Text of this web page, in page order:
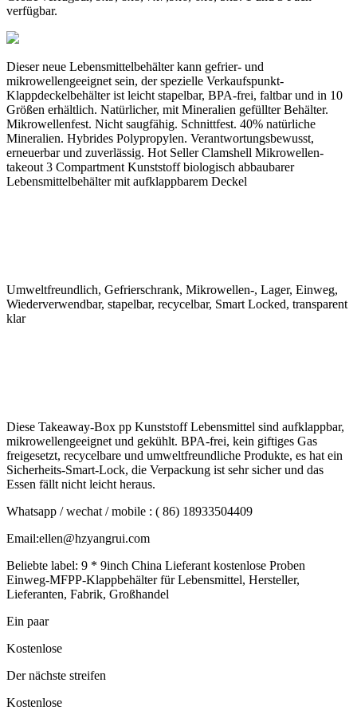
verfügbar.
Dieser neue Lebensmittelbehälter kann gefrier- und
mikrowellengeeignet sein, der spezielle Verkaufspunkt-
Klappdeckelbehälter ist leicht stapelbar, BPA-frei, faltbar und in 10
Größen erhältlich. Natürlicher, mit Mineralien gefüllter Behälter.
Mikrowellenfest. Nicht saugfähig. Schnittfest. 40% natürliche
Mineralien. Hybrides Polypropylen. Verantwortungsbewusst,
erneuerbar und zuverlässig. Hot Seller Clamshell Mikrowellen-
takeout 3 Compartment Kunststoff biologisch abbaubarer
Lebensmittelbehälter mit aufklappbarem Deckel
Umweltfreundlich, Gefrierschrank, Mikrowellen-, Lager, Einweg,
Wiederverwendbar, stapelbar, recycelbar, Smart Locked, transparent
klar
Diese Takeaway-Box pp Kunststoff Lebensmittel sind aufklappbar,
mikrowellengeeignet und gekühlt. BPA-frei, kein giftiges Gas
freigesetzt, recycelbare und umweltfreundliche Produkte, es hat ein
Sicherheits-Smart-Lock, die Verpackung ist sehr sicher und das
Essen fällt nicht leicht heraus.
Whatsapp / wechat / mobile : ( 86) 18933504409
Email:ellen@hzyangrui.com
Beliebte label: 9 * 9inch China Lieferant kostenlose Proben
Einweg-MFPP-Klappbehälter für Lebensmittel, Hersteller,
Lieferanten, Fabrik, Großhandel
Ein paar
Kostenlose
Der nächste streifen
Kostenlose